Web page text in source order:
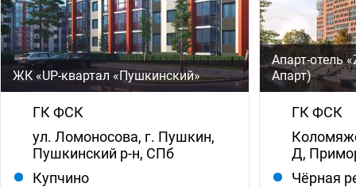
ЖК «UP-квартал «Пушкинский»
ГК ФСК
ул. Ломоносова, г. Пушкин,
Пушкинский р-н, СПб
Купчино
Апарт-отель
Апарт)
ГК ФСК
Д,
Чёрная